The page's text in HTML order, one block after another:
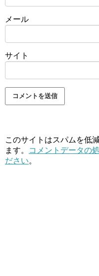
メール
サイト
このサイトはスパムを低
ます。
コメントデータの
ださい。